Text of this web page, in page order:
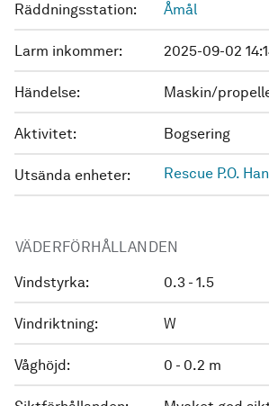
Räddningsstation: Åmål
Larm inkommer: 2025-09-02
Händelse: Maskin/
Aktivitet: Bogsering
Utsända enheter: Rescue P.O.
VÄDERFÖRHÅLLANDEN
Vindstyrka: 0.3 - 1.5
Vindriktning: W
Våghöjd: 0 - 0.2 m